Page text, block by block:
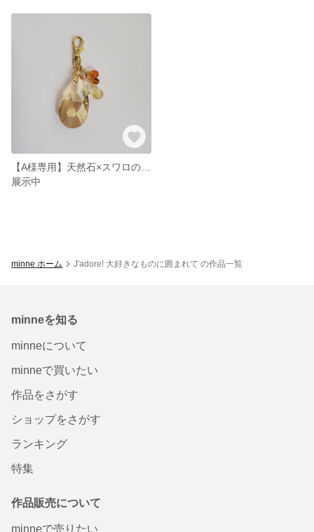
展示中
minne ホーム J'adore! 大好きなものに囲まれて の作品一覧
minneを知る
minneについて
minneで買いたい
作品をさがす
ショップをさがす
ランキング
特集
作品販売について
minneで売りたい